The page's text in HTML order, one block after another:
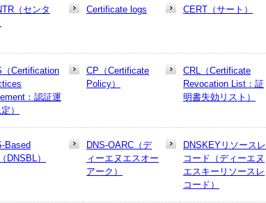
（センタ
Certificate logs CERT（サート）
（Certification
：認証運
）
CP（Certificate
Policy）
CRL（Certificate
Revocation List：証
明書失効リスト）
Based
DNSBL）
DNS-OARC（デ
ィーエヌエスオー
アーク）
DNSKEYリソースレ
コード（ディーエヌ
エスキーリソースレ
コード）